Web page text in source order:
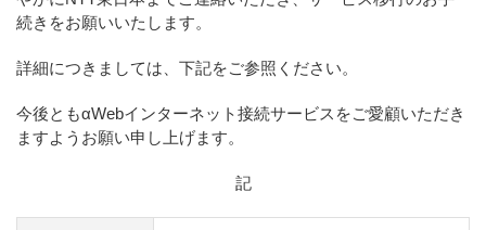
続きをお願いいたします。
詳細につきましては、下記をご参照ください。
今後ともαWebインターネット接続サービスをご愛顧いただき
ますようお願い申し上げます。
記